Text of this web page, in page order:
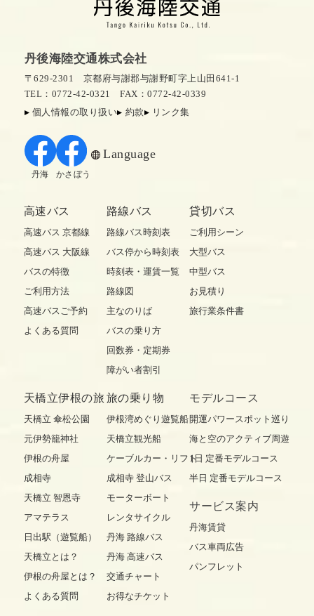
丹後海陸交通株式会社
〒629-2301 京都府与謝郡与謝野町字上山田641-1
TEL：0772-42-0321
FAX：0772-42-0339
個人情報の取り扱い
約款 リンク集
Language
丹海 かさぼう
高速バス
高速バス 京都線
高速バス 大阪線
バスの特徴
ご利用方法
高速バスご予約
よくある質問
路線バス
路線バス時刻表
バス停から時刻表
時刻表・運賃一覧
路線図
主なのりば
バスの乗り方
回数券・定期券
障がい者割引
貸切バス
ご利用シーン
大型バス
中型バス
お見積り
旅行業条件書
天橋立伊根の旅
天橋立 傘松公園
元伊勢籠神社
伊根の舟屋
成相寺
天橋立 智恩寺
アマテラス
日出駅（遊覧船）
天橋立とは？
伊根の舟屋とは？
よくある質問
旅の乗り物
伊根湾めぐり遊覧船
天橋立観光船
ケーブルカー・リフト
成相寺 登山バス
モーターボート
レンタサイクル
丹海 路線バス
丹海 高速バス
交通チャート
お得なチケット
モデルコース
開運パワースポット巡り
海と空のアクティブ周遊
1日 定番モデルコース
半日 定番モデルコース
サービス案内
丹海賃貸
バス車両広告
パンフレット